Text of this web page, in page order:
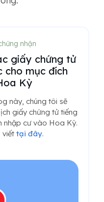
nhận
giấy chứng tử
cho mục đích
Kỳ
này, chúng tôi sẽ
giấy chứng tử tiếng
nhập cư vào Hoa Kỳ.
tại đây.